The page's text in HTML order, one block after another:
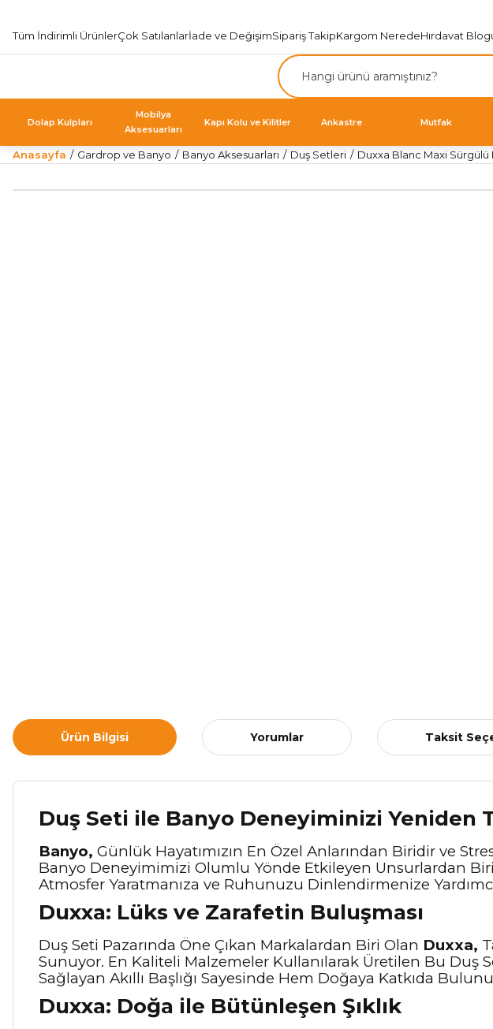
Tüm İndirimli ÜrünlerÇok Satılanlarİade ve DeğişimSipariş TakipKargom NeredeHırdavat
Dolap Kulpları
Mobilya
Aksesuarları
Kapı Kolu ve Kilitler Ankastre Mutfak
Anasayfa Gardrop ve Banyo Banyo Aksesuarları Duş Setleri Duxxa Blanc Maxi Sürgülü
Ürün Bilgisi Yorumlar Taksit
Duş Seti ile Banyo Deneyiminizi Yeniden
Banyo, Günlük Hayatımızın En Özel Anlarından Biridir ve
Banyo Deneyimimizi Olumlu Yönde Etkileyen Unsurlardan
Atmosfer Yaratmanıza ve Ruhunuzu Dinlendirmenize
Duxxa: Lüks ve Zarafetin Buluşması
Duş Seti Pazarında Öne Çıkan Markalardan Biri Olan Duxxa,
Sunuyor. En Kaliteli Malzemeler Kullanılarak Üretilen Bu Duş
Sağlayan Akıllı Başlığı Sayesinde Hem Doğaya Katkıda
Duxxa: Doğa ile Bütünleşen Şıklık